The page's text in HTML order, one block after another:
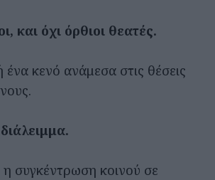
και όχι όρθιοι θεατές.
κενό ανάμεσα στις θέσεις
η συγκέντρωση κοινού σε